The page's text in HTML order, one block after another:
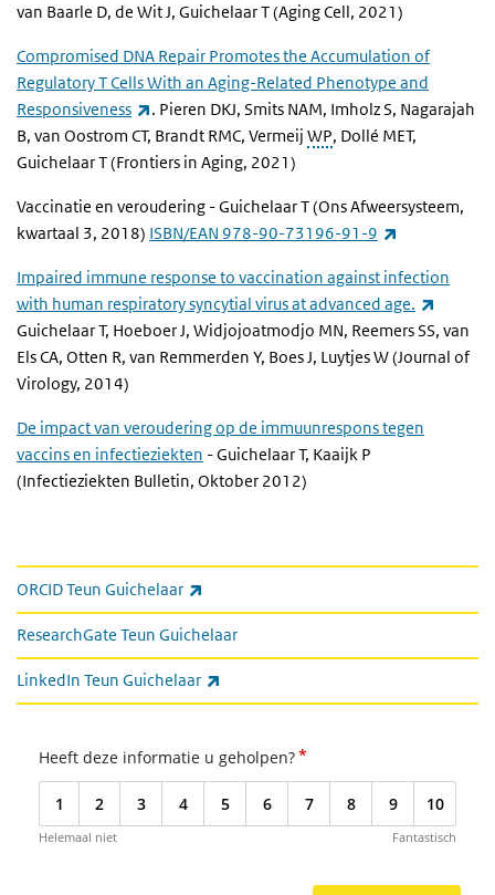
van Baarle D, de Wit J, Guichelaar T (Aging Cell, 2021)
Compromised DNA Repair Promotes the Accumulation of
Regulatory T Cells With an Aging-Related Phenotype and
Responsiveness
(externe link)
. Pieren DKJ, Smits NAM, Imholz S, Nagarajah
B, van Oostrom CT, Brandt RMC, Vermeij WP, Dollé MET,
Guichelaar T (Frontiers in Aging, 2021)
Vaccinatie en veroudering - Guichelaar T (Ons Afweersysteem,
kwartaal 3, 2018) ISBN/EAN 978-90-73196-91-9
Impaired immune response to vaccination against infection
with human respiratory syncytial virus at advanced age.
Guichelaar T, Hoeboer J, Widjojoatmodjo MN, Reemers SS, van
Els CA, Otten R, van Remmerden Y, Boes J, Luytjes W (Journal of
Virology, 2014)
De impact van veroudering op de immuunrespons tegen
vaccins en infectieziekten - Guichelaar T, Kaaijk P
(Infectieziekten Bulletin, Oktober 2012)
Gerelateerde informatie
ORCID Teun Guichelaar
ResearchGate Teun Guichelaar
LinkedIn Teun Guichelaar
Heeft deze informatie u geholpen?*
1 2 3 4 5 6 7 8 9 10
Helemaal niet Fantastisch